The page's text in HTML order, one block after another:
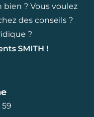
bien ? Vous voulez
des conseils ?
?
SMITH !